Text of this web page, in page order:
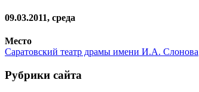
09.03.2011, среда
Место
Саратовский театр драмы имени И.А. Слонова
Рубрики сайта